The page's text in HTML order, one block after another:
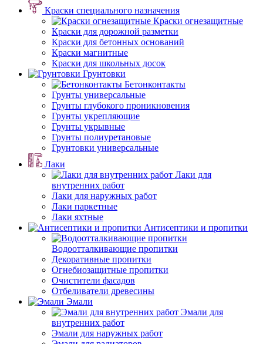
Краски специального назначения
Краски огнезащитные
Краски для дорожной разметки
Краски для бетонных оснований
Краски магнитные
Краски для школьных досок
Грунтовки
Бетонконтакты
Грунты универсальные
Грунты глубокого проникновения
Грунты укрепляющие
Грунты укрывные
Грунты полиуретановые
Грунтовки универсальные
Лаки
Лаки для
внутренних работ
Лаки для наружных работ
Лаки паркетные
Лаки яхтные
Антисептики и пропитки
Водоотталкивающие пропитки
Декоративные пропитки
Огнебиозащитные пропитки
Очистители фасадов
Отбеливатели древесины
Эмали
Эмали для
внутренних работ
Эмали для наружных работ